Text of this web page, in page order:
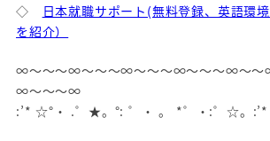
◇
日本就職サポート(無料登録、英語環
を紹介）
∞～～～∞～～～∞～～～∞～～～∞～～
∞～～～∞
:’* ☆°・ .゜★。°: ゜・ 。 *゜・:゜☆。:’*